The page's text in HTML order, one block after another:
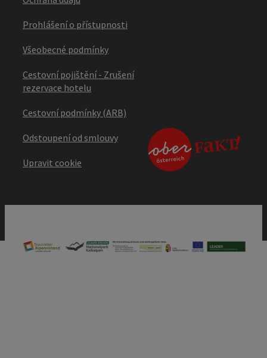
Prohlášení o přístupnosti
Všeobecné podmínky
Cestovní pojištění - Zrušení
rezervace hotelu
Cestovní podmínky (ARB)
Odstoupení od smlouvy
Upravit cookie